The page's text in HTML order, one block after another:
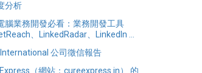
分析
腦業務開發必看：業務開發工具
、LinkedRadar、LinkedIn ...
公司徵信報告
（網站：cureexpress.in） 的